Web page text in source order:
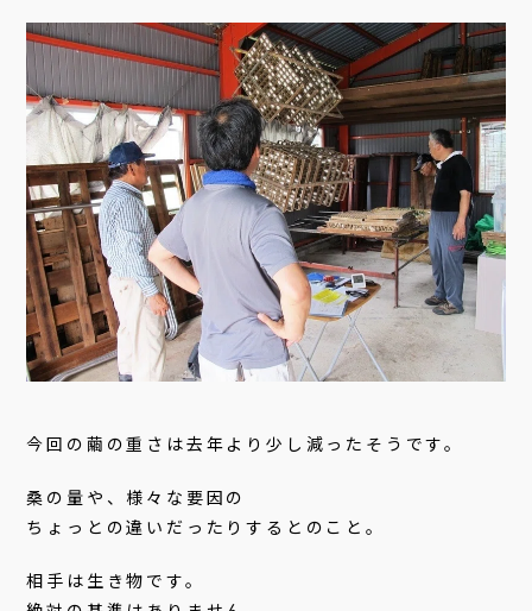
今回の繭の重さは去年より少し減ったそうです。
桑の量や、様々な要因の
ちょっとの違いだったりするとのこと。
相手は生き物です。